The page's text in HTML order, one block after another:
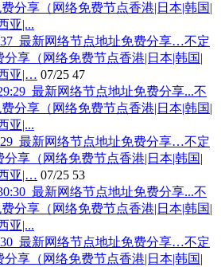
最新网络节点地址免费分享…不定
享（网络免费节点香港|日本|韩国|
亚|… 07/25 47
最新网络节点地址免费分享…不定
享（网络免费节点香港|日本|韩国|
亚|… 07/25 53
最新网络节点地址免费分享…不定
享（网络免费节点香港|日本|韩国|